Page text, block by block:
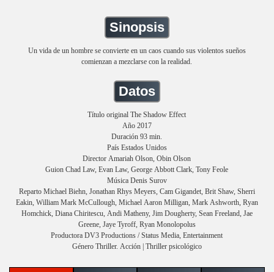
Sinopsis
Un vida de un hombre se convierte en un caos cuando sus violentos sueños
comienzan a mezclarse con la realidad.
Datos
Título original The Shadow Effect
Año 2017
Duración 93 min.
País Estados Unidos
Director Amariah Olson, Obin Olson
Guion Chad Law, Evan Law, George Abbott Clark, Tony Feole
Música Denis Surov
Reparto Michael Biehn, Jonathan Rhys Meyers, Cam Gigandet, Brit Shaw, Sherri
Eakin, William Mark McCullough, Michael Aaron Milligan, Mark Ashworth, Ryan
Homchick, Diana Chiritescu, Andi Matheny, Jim Dougherty, Sean Freeland, Jae
Greene, Jaye Tyroff, Ryan Monolopolus
Productora DV3 Productions / Status Media, Entertainment
Género Thriller. Acción | Thriller psicológico